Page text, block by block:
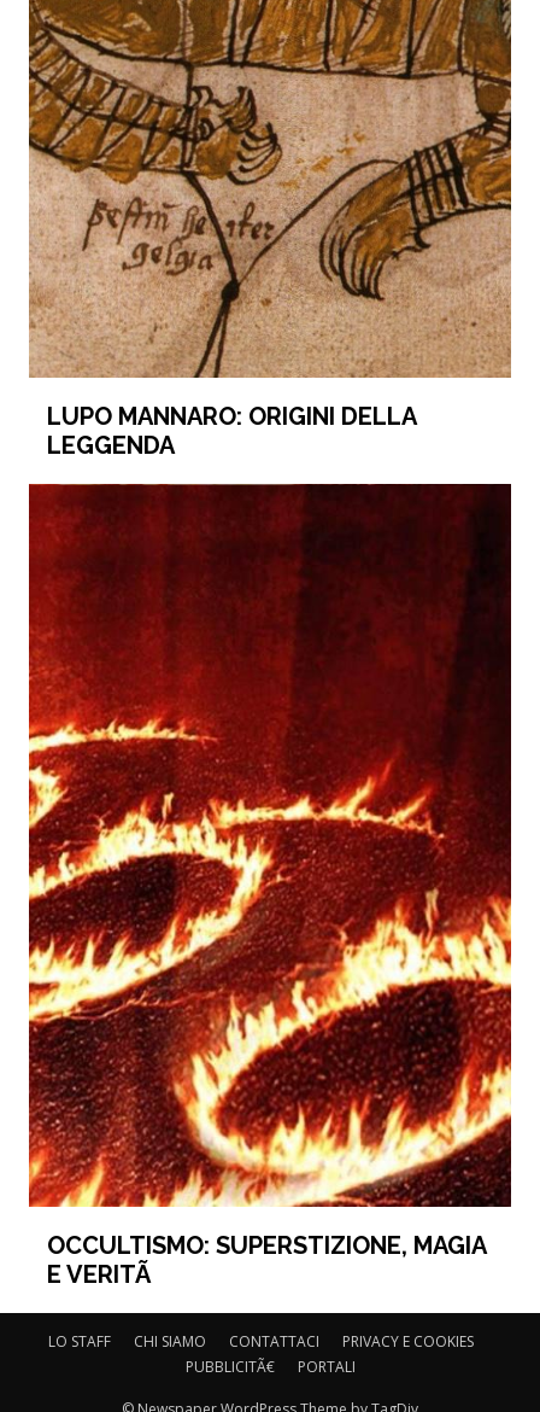
LUPO MANNARO: ORIGINI DELLA
LEGGENDA
OCCULTISMO: SUPERSTIZIONE, MAGIA
E VERITÃ
LO STAFF CHI SIAMO CONTATTACI
PRIVACY E COOKIES
PUBBLICITÃ€
PORTALI